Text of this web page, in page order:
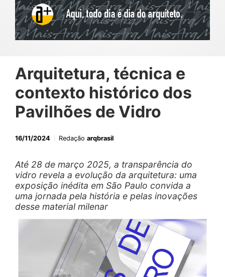
Arquitetura, técnica e
contexto histórico dos
Pavilhões de Vidro
16/11/2024 Redação arqbrasil
Até 28 de março 2025, a transparência do
vidro revela a evolução da arquitetura: uma
exposição inédita em São Paulo convida a
uma jornada pela história e pelas inovações
desse material milenar